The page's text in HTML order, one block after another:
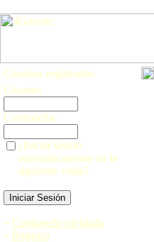
Usuarios registrados
Usuario:
Contraseña:
¿Iniciar sesión
automáticamente en la
siguiente visita?
» Contraseña olvidada
» Registro